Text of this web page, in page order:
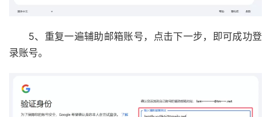
5、重复一遍辅助邮箱账号，点击下一步，即可成功登
录账号。